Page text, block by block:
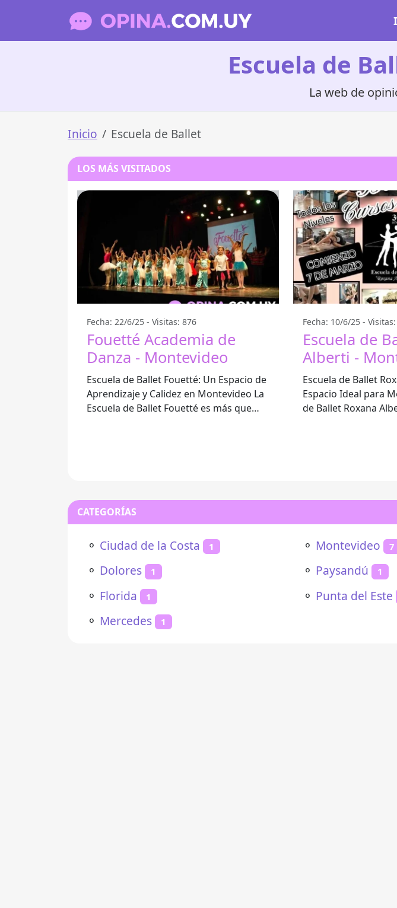
Escuela de
La web de
Inicio Escuela de Ballet
LOS MÁS VISITADOS
Fecha: 22/6/25 - Visitas: 876
Fouetté Academia de
Danza - Montevideo
Escuela de Ballet Fouetté: Un Espacio de
Aprendizaje y Calidez en Montevideo La
Escuela de Ballet Fouetté es más que
Fecha: 10/6/25 -
Escuela de
Alberti -
Escuela de Ballet
Espacio Ideal para Menores
de Ballet Roxana
CATEGORÍAS
⚬ Ciudad de la Costa 1
⚬ Dolores 1
⚬ Florida 1
⚬ Mercedes 1
⚬ Montevideo 7
⚬ Paysandú 1
⚬ Punta del Este